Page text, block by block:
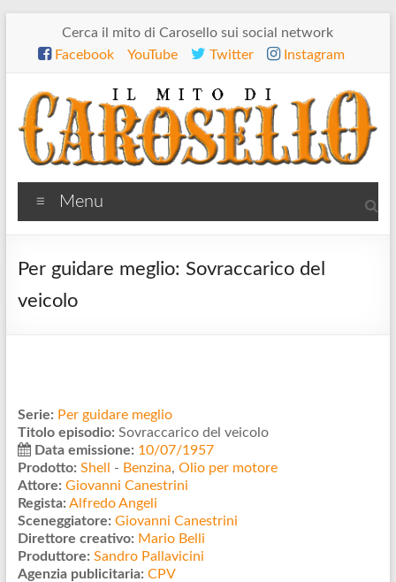
contenuto
Cerca il mito di Carosello sui social network
Facebook
YouTube Twitter Instagram
Il
mito
di
Carosello
Menu
Per guidare meglio: Sovraccarico del
veicolo
Serie: Per guidare meglio
Titolo episodio: Sovraccarico del veicolo
Data emissione: 10/07/1957
Prodotto: Shell - Benzina, Olio per motore
Attore: Giovanni Canestrini
Regista: Alfredo Angeli
Sceneggiatore: Giovanni Canestrini
Direttore creativo: Mario Belli
Produttore: Sandro Pallavicini
Agenzia publicitaria: CPV